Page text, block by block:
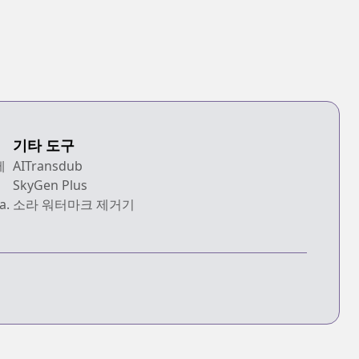
기타 도구
AITransdub
SkyGen Plus
소라 워터마크 제거기